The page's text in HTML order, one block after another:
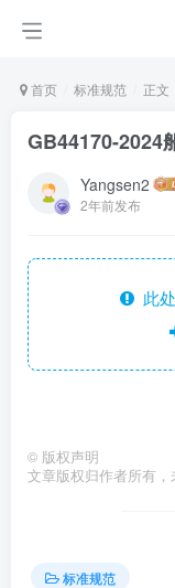
首页 标准规范 正文
GB44170-2024
Yangsen2
2年前发布
此处
© 版权声明
文章版权归作者所有，
标准规范